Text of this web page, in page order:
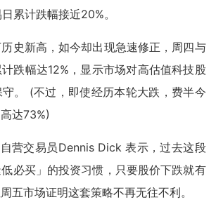
累计跌幅接近20%。
史新高，如今却出现急速修正，周四与
跌幅达12%，显示市场对高估值科技股
。 (不过，即使经历本轮大跌，费半今
达73%)
营交易员Dennis Dick 表示，过去这段
必买」的投资习惯，只要股价下跌就有
五市场证明这套策略不再无往不利。